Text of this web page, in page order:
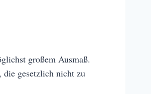
großem Ausmaß.
die gesetzlich nicht zu